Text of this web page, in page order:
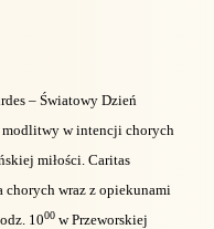
– Światowy Dzień
modlitwy w intencji chorych
miłości. Caritas
chorych wraz z opiekunami
1000 w Przeworskiej